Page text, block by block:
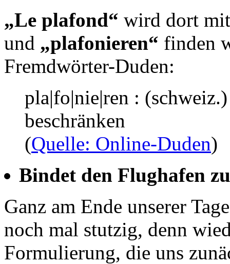
„Le plafond“ wird dort
und „plafonieren“ finden
Fremdwörter-Duden:
pla|fo|nie|ren :
beschränken
(Quelle: Online-Duden)
Bindet den Flughafen
Ganz am Ende unserer
noch mal stutzig, denn
Formulierung, die uns